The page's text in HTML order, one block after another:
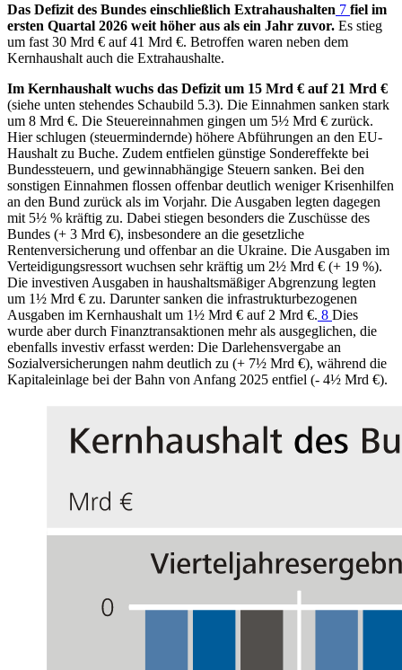
Das Defizit des Bundes einschließlich Extrahaushalten 7 fiel im
ersten Quartal 2026 weit höher aus als ein Jahr zuvor. Es stieg
um fast 30 Mrd € auf 41 Mrd €. Betroffen waren neben dem
Kernhaushalt auch die Extrahaushalte.
Im Kernhaushalt wuchs das Defizit um 15 Mrd € auf 21 Mrd €
(siehe unten stehendes Schaubild 5.3). Die Einnahmen sanken stark
um 8 Mrd €. Die Steuereinnahmen gingen um 5½ Mrd € zurück.
Hier schlugen (steuermindernde) höhere Abführungen an den EU-
Haushalt zu Buche. Zudem entfielen günstige Sondereffekte bei
Bundessteuern, und gewinnabhängige Steuern sanken. Bei den
sonstigen Einnahmen flossen offenbar deutlich weniger Krisenhilfen
an den Bund zurück als im Vorjahr. Die Ausgaben legten dagegen
mit 5½ % kräftig zu. Dabei stiegen besonders die Zuschüsse des
Bundes (+ 3 Mrd €), insbesondere an die gesetzliche
Rentenversicherung und offenbar an die Ukraine. Die Ausgaben im
Verteidigungsressort wuchsen sehr kräftig um 2½ Mrd € (+ 19 %).
Die investiven Ausgaben in haushaltsmäßiger Abgrenzung legten
um 1½ Mrd € zu. Darunter sanken die infrastrukturbezogenen
Ausgaben im Kernhaushalt um 1½ Mrd € auf 2 Mrd €. 8 Dies
wurde aber durch Finanztransaktionen mehr als ausgeglichen, die
ebenfalls investiv erfasst werden: Die Darlehensvergabe an
Sozialversicherungen nahm deutlich zu (+ 7½ Mrd €), während die
Kapitaleinlage bei der Bahn von Anfang 2025 entfiel (- 4½ Mrd €).